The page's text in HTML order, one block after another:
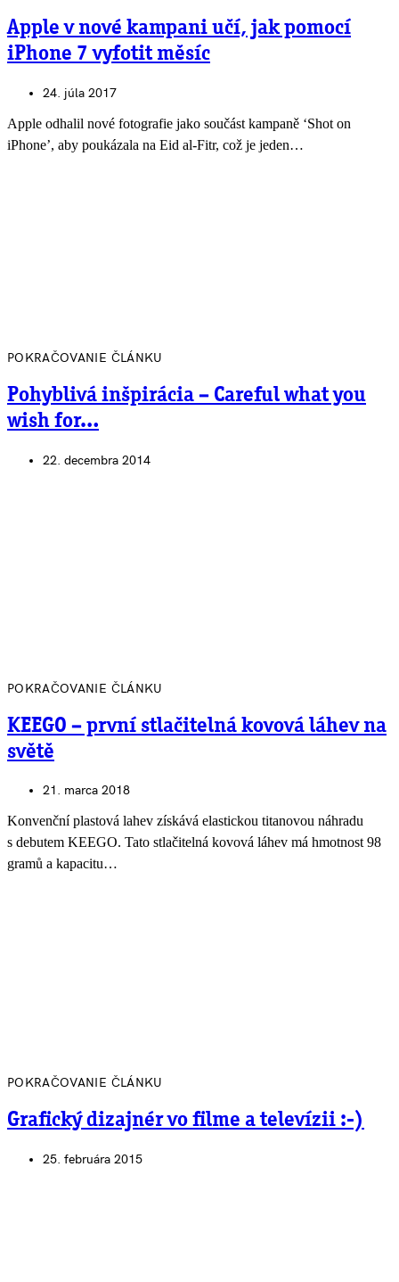
Apple v nové kampani učí, jak pomocí
iPhone 7 vyfotit měsíc
24. júla 2017
Apple odhalil nové fotografie jako součást kampaně ‘Shot on
iPhone’, aby poukázala na Eid al-Fitr, což je jeden…
POKRAČOVANIE ČLÁNKU
Pohyblivá inšpirácia – Careful what you
wish for…
22. decembra 2014
POKRAČOVANIE ČLÁNKU
KEEGO – první stlačitelná kovová láhev na
světě
21. marca 2018
Konvenční plastová lahev získává elastickou titanovou náhradu
s debutem KEEGO. Tato stlačitelná kovová láhev má hmotnost 98
gramů a kapacitu…
POKRAČOVANIE ČLÁNKU
Grafický dizajnér vo filme a televízii :-)
25. februára 2015